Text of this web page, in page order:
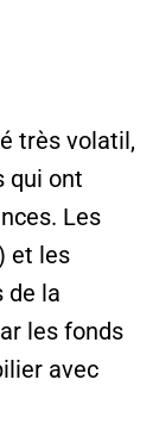
très volatil,
qui ont
Les
et les
de la
les fonds
avec